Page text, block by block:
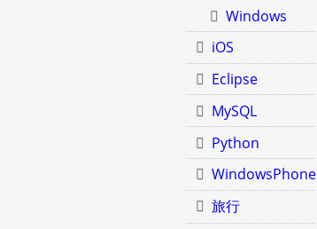
Windows
iOS
Eclipse
MySQL
Python
WindowsPhone
旅行